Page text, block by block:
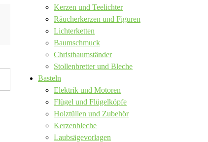
Kerzen und Teelichter
Räucherkerzen und Figuren
Lichterketten
Baumschmuck
Christbaumständer
Stollenbretter und Bleche
Basteln
Elektrik und Motoren
Flügel und Flügelköpfe
Holztüllen und Zubehör
Kerzenbleche
Laubsägevorlagen